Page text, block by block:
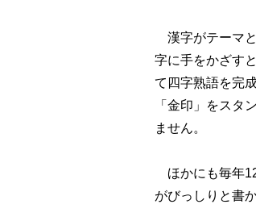
漢字がテーマ
字に手をかざす
て四字熟語を完
「金印」をスタ
ません。
ほかにも毎年
がびっしりと書